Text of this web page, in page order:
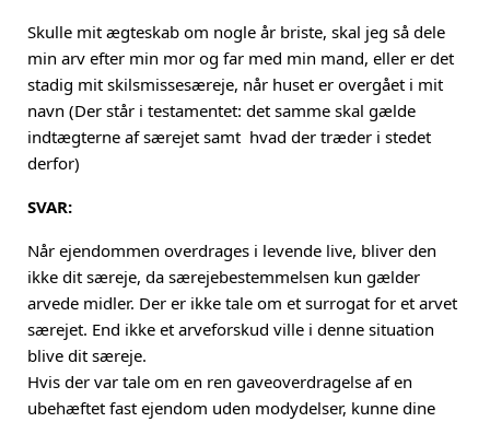
Skulle mit ægteskab om nogle år briste, skal jeg så dele
min arv efter min mor og far med min mand, eller er det
stadig mit skilsmissesæreje, når huset er overgået i mit
navn (Der står i testamentet: det samme skal gælde
indtægterne af særejet samt hvad der træder i stedet
derfor)
SVAR:
Når ejendommen overdrages i levende live, bliver den
ikke dit særeje, da særejebestemmelsen kun gælder
arvede midler. Der er ikke tale om et surrogat for et arvet
særejet. End ikke et arveforskud ville i denne situation
blive dit særeje.
Hvis der var tale om en ren gaveoverdragelse af en
ubehæftet fast ejendom uden modydelser, kunne dine